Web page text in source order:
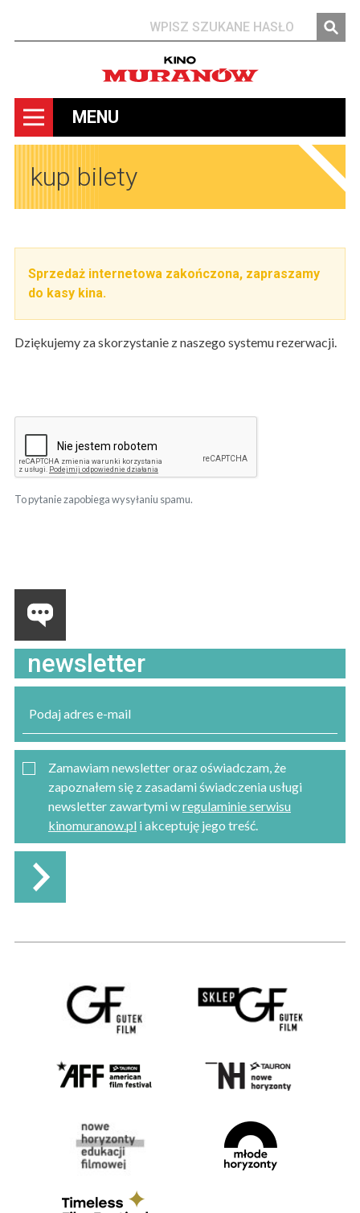
MENU
kup bilety
Sprzedaż internetowa zakończona, zapraszamy
do kasy kina.
Dziękujemy za skorzystanie z naszego systemu rezerwacji.
To pytanie zapobiega wysyłaniu spamu.
newsletter
Zamawiam newsletter oraz oświadczam, że
zapoznałem się z zasadami świadczenia usługi
newsletter zawartymi wregulaminie serwisu
kinomuranow.pl i akceptuję jego treść.